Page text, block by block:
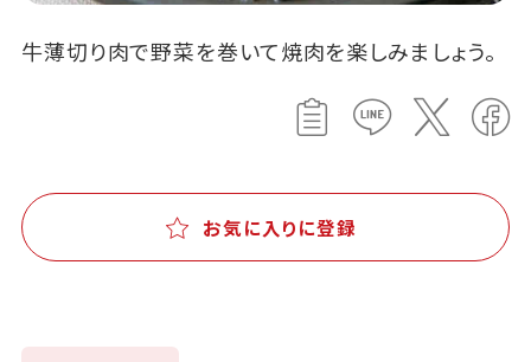
牛薄切り肉で野菜を巻いて焼肉を楽しみましょう。
お気に入りに登録